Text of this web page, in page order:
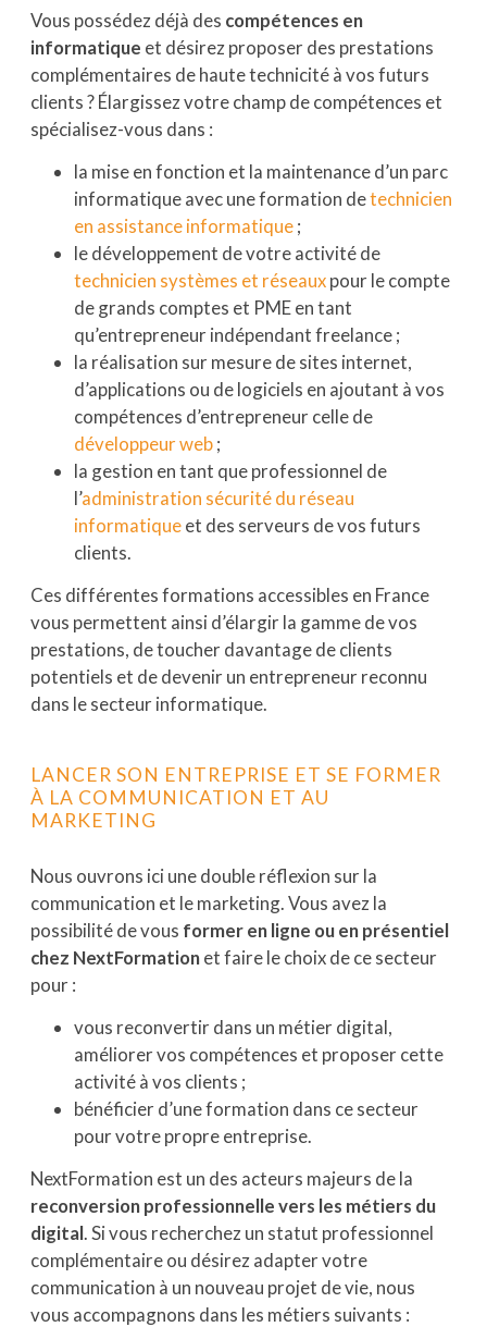
Vous possédez déjà des compétences en
informatique et désirez proposer des prestations
complémentaires de haute technicité à vos futurs
clients ? Élargissez votre champ de compétences et
spécialisez-vous dans :
la mise en fonction et la maintenance d’un parc
informatique avec une formation detechnicien
en assistance informatique;
le développement de votre activité de
technicien systèmes et réseauxpour le compte
de grands comptes et PME en tant
qu’entrepreneur indépendant freelance ;
la réalisation sur mesure de sites internet,
d’applications ou de logiciels en ajoutant à vos
compétences d’entrepreneur celle de
développeur web;
la gestion en tant que professionnel de
l’administration sécurité du réseau
informatiqueet des serveurs de vos futurs
clients.
Ces différentes formations accessibles en France
vous permettent ainsi d’élargir la gamme de vos
prestations, de toucher davantage de clients
potentiels et de devenir un entrepreneur reconnu
dans le secteur informatique.
LANCER SON ENTREPRISE ET SE FORMER
À LA COMMUNICATION ET AU
MARKETING
Nous ouvrons ici une double réflexion sur la
communication et le marketing. Vous avez la
possibilité de vous former en ligne ou en présentiel
chez NextFormationet faire le choix de ce secteur
pour :
vous reconvertir dans un métier digital,
améliorer vos compétences et proposer cette
activité à vos clients ;
bénéficier d’une formation dans ce secteur
pour votre propre entreprise.
NextFormation est un des acteurs majeurs de la
reconversion professionnelle vers les métiers du
digital. Si vous recherchez un statut professionnel
complémentaire ou désirez adapter votre
communication à un nouveau projet de vie, nous
vous accompagnons dans les métiers suivants :